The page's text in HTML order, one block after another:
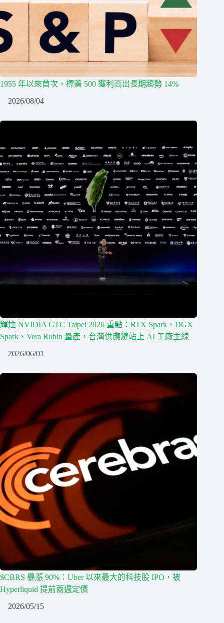
1955 年以來首次，標普 500 獲利高出長期趨勢 14%
2026/08/04
輝達 NVIDIA GTC Taipei 2026 重點：RTX Spark、DGX
Spark、Vera Rubin 量產，台灣供應鏈站上 AI 工廠主線
2026/06/01
$CBRS 暴漲 90%：Uber 以來最大的科技股 IPO，被
Hyperliquid 提前兩週定價
2026/05/15